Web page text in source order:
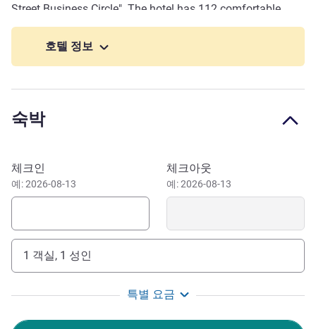
Street Business Circle". The hotel has 112 comfortable,
elegant and spacious rooms wi th excellent facilities,
including Wi-Fi, refrigerator, flat-screen TV and suites with
호텔 정보
숙박
이 호텔 예약하기
체크인
예: 2026-08-13
체크아웃
예: 2026-08-13
1 객실, 1 성인
특별 요금